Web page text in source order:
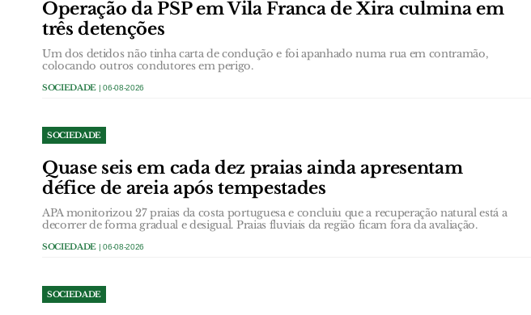
Operação da PSP em Vila Franca de Xira culmina em
três detenções
Um dos detidos não tinha carta de condução e foi apanhado numa rua em contramão,
colocando outros condutores em perigo.
SOCIEDADE | 06-08-2026
SOCIEDADE
Quase seis em cada dez praias ainda apresentam
défice de areia após tempestades
APA monitorizou 27 praias da costa portuguesa e concluiu que a recuperação natural está a
decorrer de forma gradual e desigual. Praias fluviais da região ficam fora da avaliação.
SOCIEDADE | 06-08-2026
SOCIEDADE